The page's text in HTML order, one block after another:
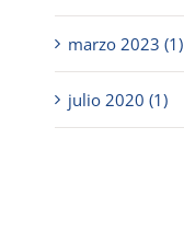
marzo 2023 (1)
julio 2020 (1)